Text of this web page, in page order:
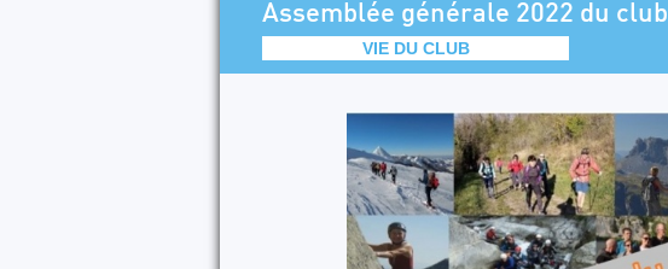
Assemblée générale 2022 du club
VIE DU CLUB